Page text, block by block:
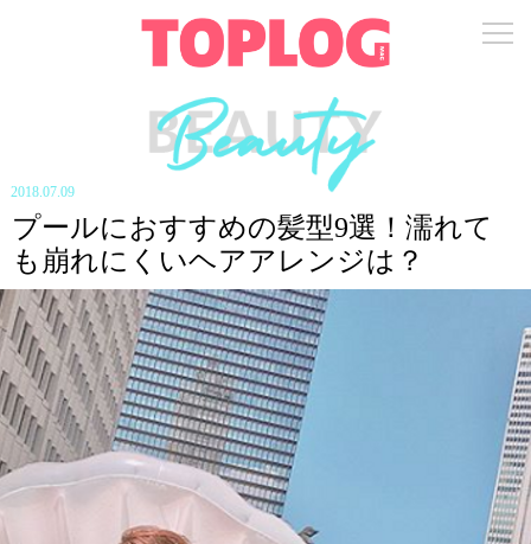
2018.07.09
プールにおすすめの髪型9選！濡れて
も崩れにくいヘアアレンジは？